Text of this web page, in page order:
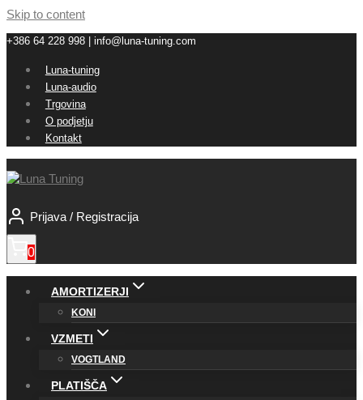
Skip to content
+386 64 228 998 | info@luna-tuning.com
Luna-tuning
Luna-audio
Trgovina
O podjetju
Kontakt
Prijava / Registracija
0
AMORTIZERJI
KONI
VZMETI
VOGTLAND
PLATIŠČA